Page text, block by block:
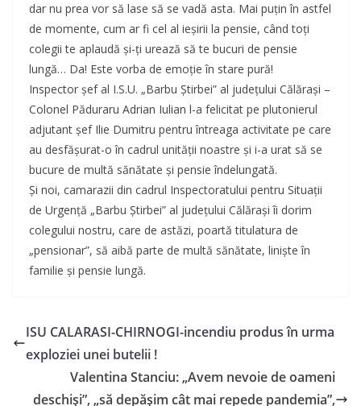
dar nu prea vor să lase să se vadă asta. Mai puţin în astfel
de momente, cum ar fi cel al ieşirii la pensie, când toţi
colegii te aplaudă şi-ţi urează să te bucuri de pensie
lungă… Da! Este vorba de emoţie în stare pură!
Inspector şef al I.S.U. „Barbu Știrbei” al județului Călărași –
Colonel Păduraru Adrian Iulian l-a felicitat pe plutonierul
adjutant şef Ilie Dumitru pentru întreaga activitate pe care
au desfășurat-o în cadrul unității noastre şi i-a urat să se
bucure de multă sănătate și pensie îndelungată.
Și noi, camarazii din cadrul Inspectoratului pentru Situaţii
de Urgenţă „Barbu Ştirbei” al judeţului Călărași îi dorim
colegului nostru, care de astăzi, poartă titulatura de
„pensionar”, să aibă parte de multă sănătate, liniște în
familie și pensie lungă.
ISU CALARASI-CHIRNOGI-incendiu produs în urma
exploziei unei butelii !
Valentina Stanciu: „Avem nevoie de oameni
deschiși”, „să depășim cât mai repede pandemia”,